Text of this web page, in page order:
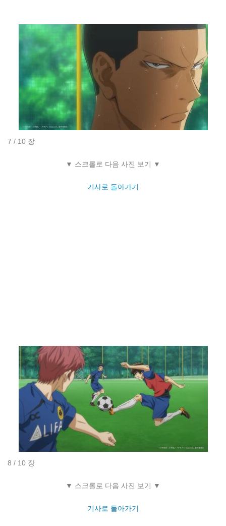
7 / 10 장
▼ 스크롤로 다음 사진 보기 ▼
기사로 돌아가기
8 / 10 장
▼ 스크롤로 다음 사진 보기 ▼
기사로 돌아가기